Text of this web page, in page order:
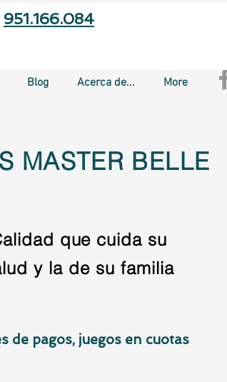
Blog Acerca de... More
MASTER BELLE
que cuida su
y la de su familia
de pagos, juegos en cuotas
951.166.084